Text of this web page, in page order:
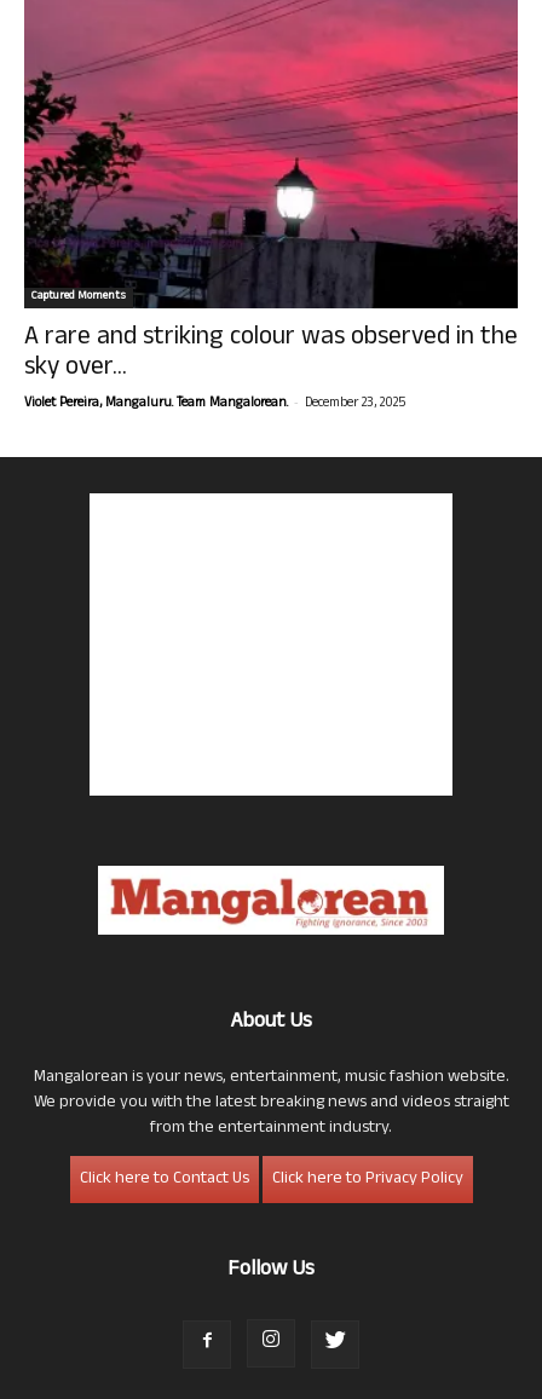
Captured Moments
A rare and striking colour was observed in the
sky over...
Violet Pereira, Mangaluru. Team Mangalorean. - December 23, 2025
About Us
Mangalorean is your news, entertainment, music fashion website.
We provide you with the latest breaking news and videos straight
from the entertainment industry.
Click here to Contact Us
Click here to Privacy Policy
Follow Us